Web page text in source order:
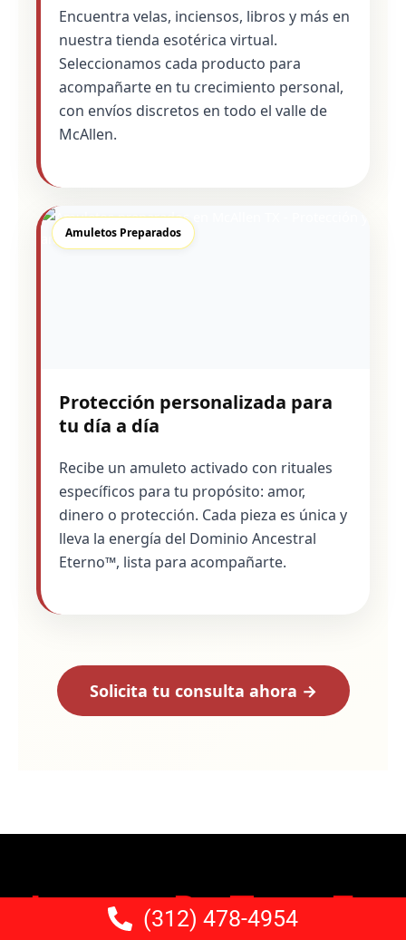
Encuentra velas, inciensos, libros y más en
nuestra tienda esotérica virtual.
Seleccionamos cada producto para
acompañarte en tu crecimiento personal,
con envíos discretos en todo el valle de
McAllen.
Amuletos Preparados
Protección personalizada para
tu día a día
Recibe un amuleto activado con rituales
específicos para tu propósito: amor,
dinero o protección. Cada pieza es única y
lleva la energía del Dominio Ancestral
Eterno™, lista para acompañarte.
Solicita tu consulta ahora →
Lectura De Tarot En
(312) 478-4954